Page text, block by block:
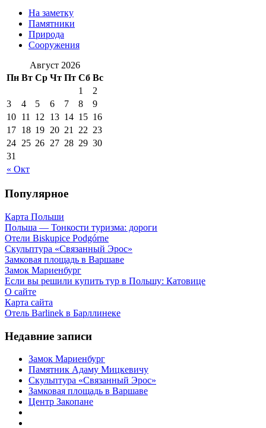
На заметку
Памятники
Природа
Сооружения
Август 2026
Пн Вт Ср Чт Пт Сб Вс
« Окт
1
2
3
4 5 6 7 8
9
10 11 12 13 14 15 16
17 18 19 20 21 22 23
24 25 26 27 28 29 30
31
Популярное
Карта Польши
Польша — Тонкости туризма: дороги
Отели Biskupice Podgórne
Скульптура «Связанный Эрос»
Замковая площадь в Варшаве
Замок Мариенбург
Если вы решили купить тур в Польшу: Катовице
О сайте
Карта сайта
Отель Barlinek в Барллинеке
Недавние записи
Замок Мариенбург
Памятник Адаму Мицкевичу
Скульптура «Связанный Эрос»
Замковая площадь в Варшаве
Центр Закопане